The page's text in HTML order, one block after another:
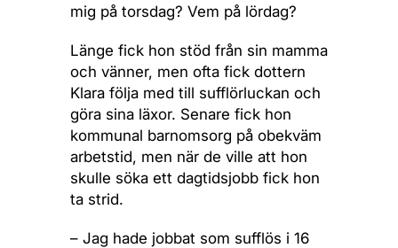
mig på torsdag? Vem på lördag?
Länge fick hon stöd från sin mamma
och vänner, men ofta fick dottern
Klara följa med till sufflörluckan och
göra sina läxor. Senare fick hon
kommunal barnomsorg på obekväm
arbetstid, men när de ville att hon
skulle söka ett dagtidsjobb fick hon
ta strid.
– Jag hade jobbat som sufflös i 16